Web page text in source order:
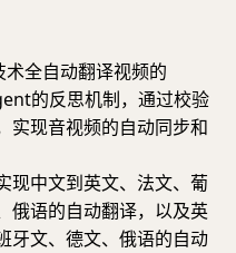
全自动翻译视频的
的反思机制，通过校验
实现音视频的自动同步和
现中文到英文、法文、葡
俄语的自动翻译，以及英
牙文、德文、俄语的自动